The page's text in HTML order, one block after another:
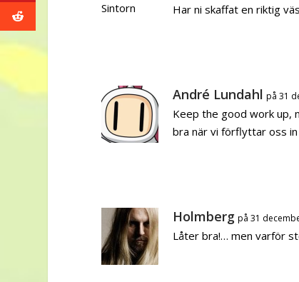
Har ni skaffat en riktig
André Lundahl på 31
Keep the good work up,
bra när vi förflyttar oss
Holmberg på 31
Låter bra!… men varför